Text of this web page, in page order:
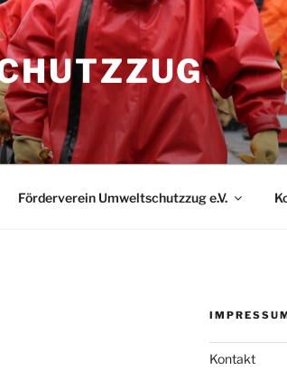
Förderverein Umweltschutzzug e.V.
Kontakt